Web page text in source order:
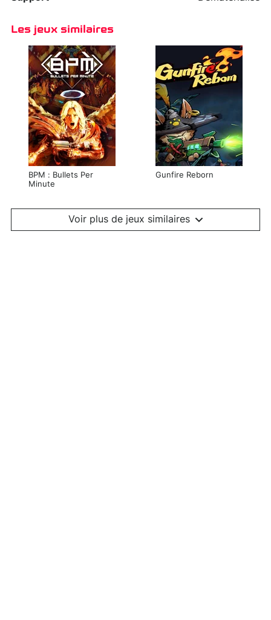
Les jeux similaires
BPM : Bullets Per
Minute
Gunfire Reborn
Voir plus de jeux similaires